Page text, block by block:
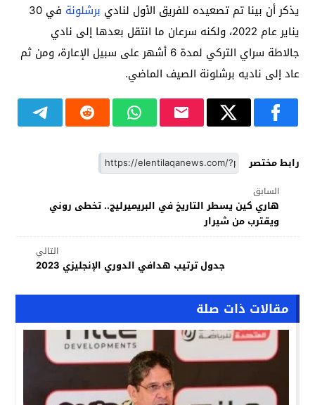
يذكر أن بينا تم تصعيده للفريق الأول لنادي برشلونة
في 30
يناير عام 2022، ولكنه سرعان ما انتقل بعدها إلى نادي
جالاطة سراي التركي لمدة 6 أشهر على سبيل الإعارة، ومن ثم
عاد إلى ناديه برشلونة الصيف الماضي.
رابط مختصر
السابق
هاري كين يسطر التاريخ في البريميرليج.. تخطى روني
ويقترب من شيرار
التالي
جدول ترتيب هدافي الدوري الإنجليزي 2023
مقالات ذات صلة